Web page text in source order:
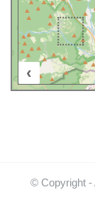
500 m
‹
© Copyright -